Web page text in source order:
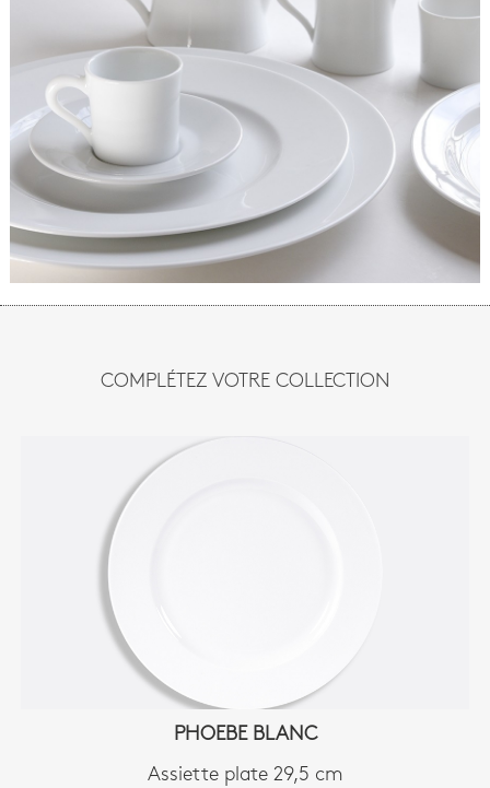
COMPLÉTEZ VOTRE COLLECTION
PHOEBE BLANC
Assiette plate 29,5 cm